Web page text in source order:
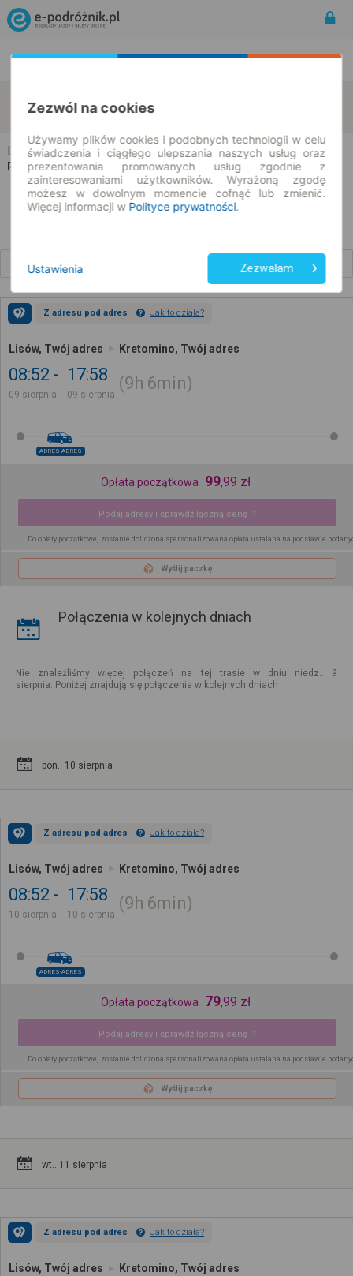
09.08.2026 | -- : --
Lisów → Kretomino
Rozkład jazdy i bilety
Z adresu pod adres Jak to działa?
Lisów, Twój adres Kretomino, Twój adres
08:52
09 sierpnia
17:58
09 sierpnia
9h 6min
ADRES-ADRES
Opłata początkowa 99,99 zł
Podaj adresy i sprawdź łączną cenę
Do opłaty początkowej zostanie doliczona spersonalizowana opłata ustalana na podstawie
Wyślij paczkę
Połączenia w kolejnych dniach
Nie znaleźliśmy więcej połączeń na tej trasie w dniu niedz.. 9
sierpnia. Poniżej znajdują się połączenia w kolejnych dniach
pon.. 10 sierpnia
Z adresu pod adres Jak to działa?
Lisów, Twój adres Kretomino, Twój adres
08:52
10 sierpnia
17:58
10 sierpnia
9h 6min
ADRES-ADRES
Opłata początkowa 79,99 zł
Podaj adresy i sprawdź łączną cenę
Do opłaty początkowej zostanie doliczona spersonalizowana opłata ustalana na podstawie
Wyślij paczkę
wt.. 11 sierpnia
Z adresu pod adres Jak to działa?
Lisów, Twój adres Kretomino, Twój adres
Zezwól na cookies
Używamy plików cookies i podobnych technologii w celu
świadczenia i ciągłego ulepszania naszych usług oraz
prezentowania promowanych usług zgodnie z
zainteresowaniami użytkowników. Wyrażoną zgodę
możesz w dowolnym momencie cofnąć lub zmienić.
Więcej informacji w Polityce prywatności.
Ustawienia Zezwalam